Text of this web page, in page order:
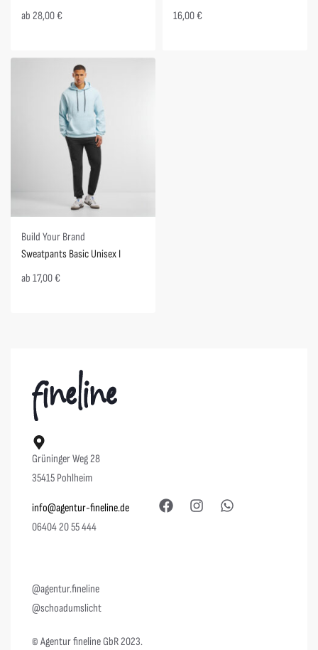
ab 28,00 €
16,00 €
Build Your Brand
Sweatpants Basic Unisex I
ab 17,00 €
Grüninger Weg 28
35415 Pohlheim
info@agentur-fineline.de
06404 20 55 444
@agentur.fineline
@schoadumslicht
© Agentur fineline GbR 2023.